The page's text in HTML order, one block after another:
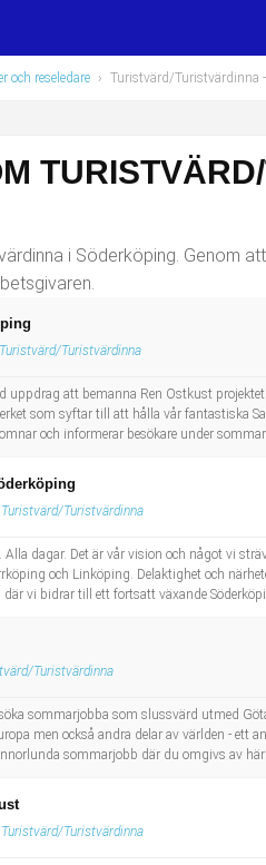
och reseledare › Turistvärd/Turistvärdinna
i Söderköping. Genom
Turistvärd/Turistvärdinna
uppdrag att bemanna Ren Ostkust
som syftar till att hålla vår fantastiska
och informerar besökare under
Turistvärd/Turistvärdinna
Alla dagar. Det är vår vision och något vi
och Linköping. Delaktighet och
vi bidrar till ett fortsatt växande
Turistvärdinna
sommarjobba som slussvärd utmed
men också andra delar av världen -
sommarjobb där du omgivs av
Turistvärd/Turistvärdinna